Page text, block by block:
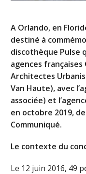
A Orlando, en
destiné à
discothèque Pulse
agences françaises
Architectes
Van Haute), avec
associée) et
en octobre 2019,
Communiqué.
Le contexte du
Le 12 juin 2016, 49